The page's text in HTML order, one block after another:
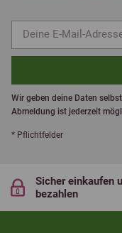
Wir geben deine Daten
Abmeldung ist jederzeit
* Pflichtfelder
Sicher einkaufen
bezahlen